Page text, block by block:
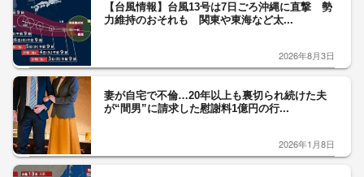
【台風情報】台風13号は7日ごろ沖縄に直撃 勢
力維持のおそれも 関東や東海など太...
2026年8月3日
妻が自宅で不倫…20年以上も裏切られ続けた夫
が“間男”に請求した慰謝料1億円の行...
2026年1月8日